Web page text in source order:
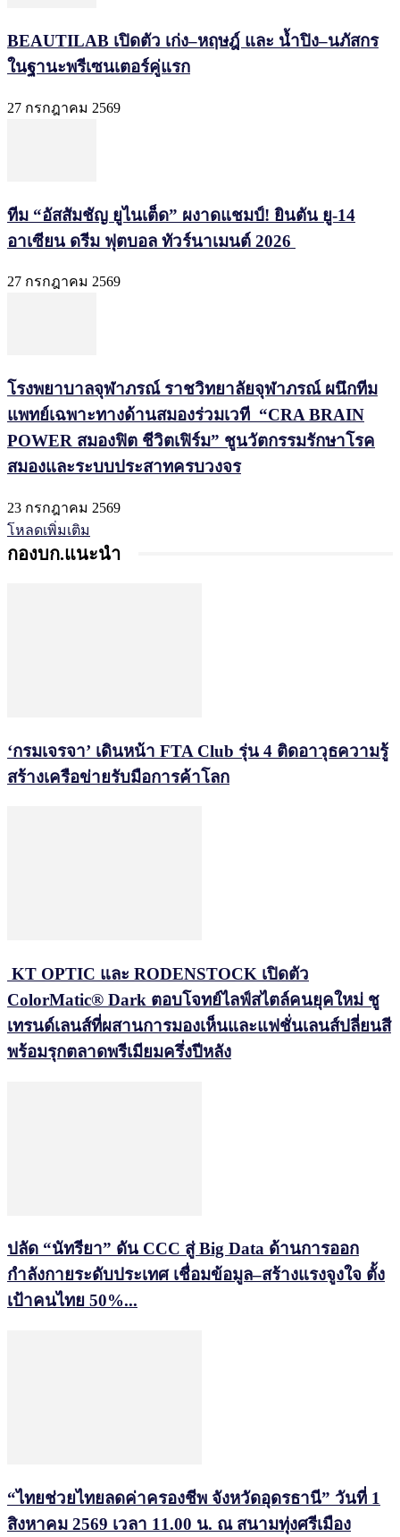
BEAUTILAB เปิดตัว เก่ง–หฤษฎ์ และ น้ำปิง–นภัสกร
ในฐานะพรีเซนเตอร์คู่แรก
27 กรกฎาคม 2569
ทีม “อัสสัมชัญ ยูไนเต็ด” ผงาดแชมป์! ยินตัน ยู-14
อาเซียน ดรีม ฟุตบอล ทัวร์นาเมนต์ 2026
27 กรกฎาคม 2569
โรงพยาบาลจุฬาภรณ์ ราชวิทยาลัยจุฬาภรณ์ ผนึกทีม
แพทย์เฉพาะทางด้านสมองร่วมเวที “CRA BRAIN
POWER สมองฟิต ชีวิตเฟิร์ม” ชูนวัตกรรมรักษาโรค
สมองและระบบประสาทครบวงจร
23 กรกฎาคม 2569
โหลดเพิ่มเติม
กองบก.แนะนำ
‘กรมเจรจา’ เดินหน้า FTA Club รุ่น 4 ติดอาวุธความรู้
สร้างเครือข่ายรับมือการค้าโลก
KT OPTIC และ RODENSTOCK เปิดตัว
ColorMatic® Dark ตอบโจทย์ไลฟ์สไตล์คนยุคใหม่ ชู
เทรนด์เลนส์ที่ผสานการมองเห็นและแฟชั่นเลนส์ปลี่ยนสี
พร้อมรุกตลาดพรีเมียมครึ่งปีหลัง
ปลัด “นัทรียา” ดัน CCC สู่ Big Data ด้านการออก
กำลังกายระดับประเทศ เชื่อมข้อมูล–สร้างแรงจูงใจ ตั้ง
เป้าคนไทย 50%...
“ไทยช่วยไทยลดค่าครองชีพ จังหวัดอุดรธานี” วันที่ 1
สิงหาคม 2569 เวลา 11.00 น. ณ สนามทุ่งศรีเมือง